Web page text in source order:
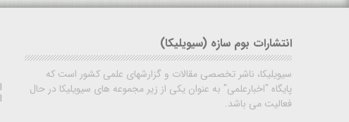
انتشارات بوم سازه (سیویلیکا)
سیویلیکا، ناشر تخصصی مقالات و گزارشهای علمی کشور است که
پایگاه "اخبارعلمی" به عنوان یکی از زیر مجموعه های سیویلیکا در حال
فعالیت می باشد.